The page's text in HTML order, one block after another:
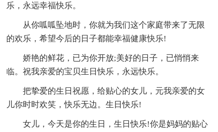
乐，永远幸福快乐。
从你呱呱坠地时，你就为我们这个家庭带来了无限
的欢乐，希望今后的日子都能幸福健康快乐!
娇艳的鲜花，已为你开放;美好的日子，已悄悄来
临。祝我亲爱的宝贝生日快乐，永远快乐。
把挚爱的生日祝愿，给贴心的女儿，元我亲爱的女
儿你时时欢笑，快乐无边。生日快乐!
女儿，今天是你的生日，生日快乐!你是妈妈的贴心